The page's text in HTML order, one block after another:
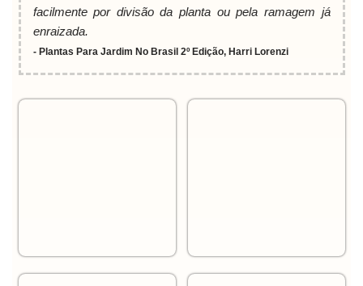
facilmente por divisão da planta ou pela ramagem já
enraizada.